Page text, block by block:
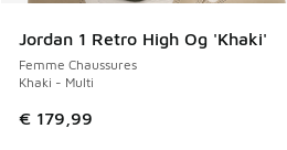
Jordan 1 Retro High Og 'Khaki'
Femme Chaussures
Khaki - Multi
€ 179,99